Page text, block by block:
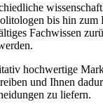
bis hin zum
Fachwissen
hochwertige
und Ihnen
zu liefern.